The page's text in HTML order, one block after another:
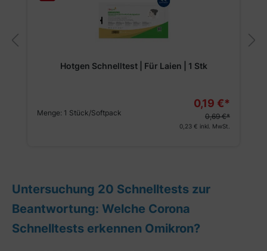
Hotgen Schnelltest | Für Laien | 1 Stk
Menge: 1 Stück/Softpack
0,19 €*
0,69 €*
0,23 € inkl. MwSt.
Untersuchung 20 Schnelltests zur
Beantwortung: Welche Corona
Schnelltests erkennen Omikron?